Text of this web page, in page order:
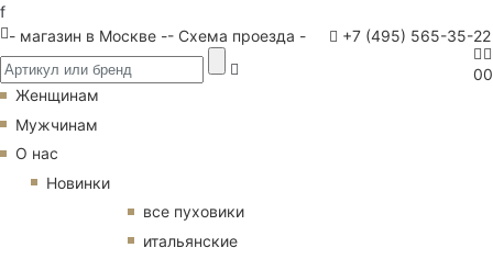
f
- магазин в Москве -- Схема проезда - +7 (495) 565-35-22
00
Женщинам
Мужчинам
О нас
Новинки
все пуховики
итальянские